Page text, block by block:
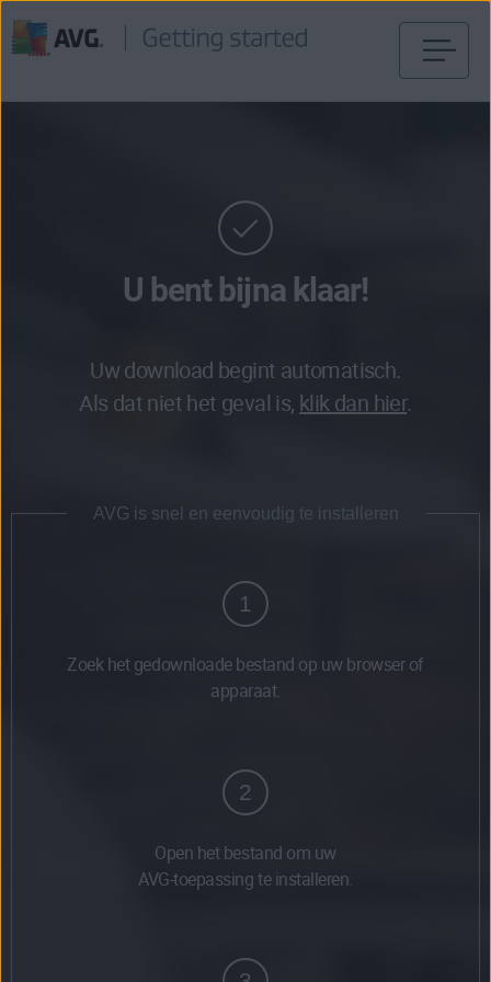
U bent bijna klaar!
Uw download begint automatisch.
Als dat niet het geval is, klik dan hier.
AVG is snel en eenvoudig te installeren
1
Zoek het gedownloade bestand op uw browser of
apparaat.
2
Open het bestand om uw
AVG-toepassing te installeren.